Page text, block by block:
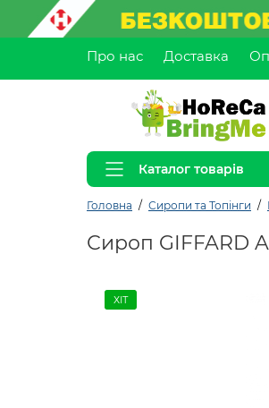
Про нас Доставка
Каталог товарів
Головна Сиропи та Топінги
Сироп GIFFARD
ХІТ